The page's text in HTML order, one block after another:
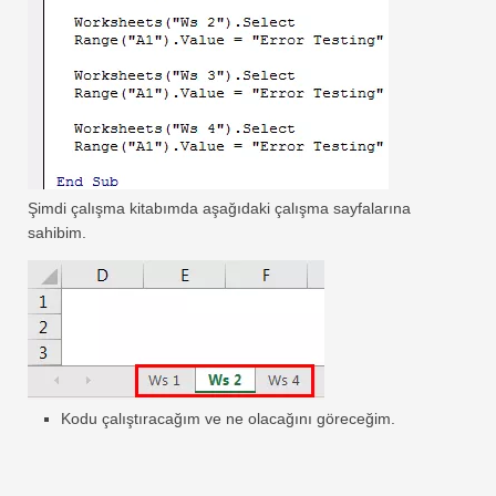
Şimdi çalışma kitabımda aşağıdaki çalışma sayfalarına
sahibim.
Kodu çalıştıracağım ve ne olacağını göreceğim.